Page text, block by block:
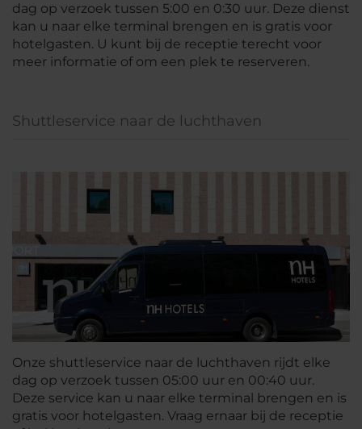
dag op verzoek tussen 5:00 en 0:30 uur. Deze dienst
kan u naar elke terminal brengen en is gratis voor
hotelgasten. U kunt bij de receptie terecht voor
meer informatie of om een plek te reserveren.
Shuttleservice naar de luchthaven
Onze shuttleservice naar de luchthaven rijdt elke
dag op verzoek tussen 05:00 uur en 00:40 uur.
Deze service kan u naar elke terminal brengen en is
gratis voor hotelgasten. Vraag ernaar bij de receptie